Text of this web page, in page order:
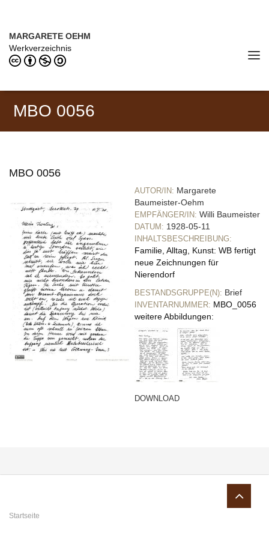
MARGARETE OEHM
Werkverzeichnis
MBO 0056
MBO 0056
AUTOR/IN: Margarete
Baumeister-Oehm
EMPFÄNGER/IN: Willi Baumeister
DATUM: 1928-05-11
INHALTSBESCHREIBUNG:
Familie, Alltag, Kunst: WB fertigt
neue Zeichnungen für
Nierendorf
BESTANDSGRUPPE(N): Brief
INVENTARNUMMER: MBO_0056
weitere Abbildungen:
DOWNLOAD
Sie sind hier
Startseite